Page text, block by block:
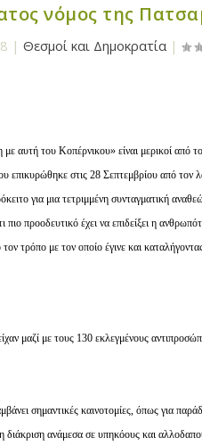
νόμος της
|Θεσμοί και Δημοκρατία |
αυτή του Κοπέρνικου» είναι μερικοί από
επικυρώθηκε στις 28 Σεπτεμβρίου από
για μια τετριμμένη συνταγματική
πιο προοδευτικό έχει να επιδείξει η
τρόπο με τον οποίο έγινε και
μαζί με τους 130 εκλεγμένους
σημαντικές καινοτομίες, όπως για
διάκριση ανάμεσα σε υπηκόους και